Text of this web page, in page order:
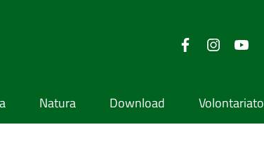
Natura Download Volontariato